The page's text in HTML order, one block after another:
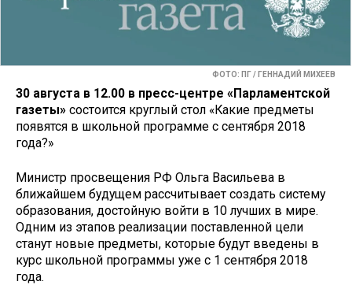
ФОТО: ПГ / ГЕННАДИЙ МИХЕЕВ
30 августа в 12.00 в пресс-центре «Парламентской
газеты» состоится круглый стол «Какие предметы
появятся в школьной программе с сентября 2018
года?»
Министр просвещения РФ Ольга Васильева в
ближайшем будущем рассчитывает создать систему
образования, достойную войти в 10 лучших в мире.
Одним из этапов реализации поставленной цели
станут новые предметы, которые будут введены в
курс школьной программы уже с 1 сентября 2018
года.